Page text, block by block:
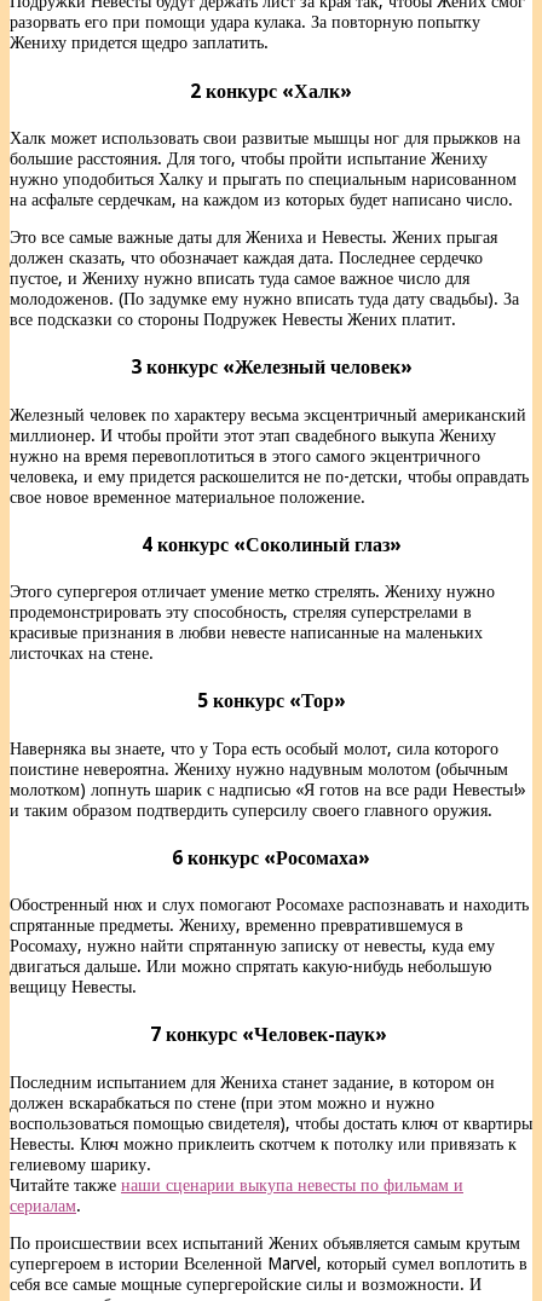
разорвать его при помощи удара кулака. За повторную попытку
Жениху придется щедро заплатить.
2 конкурс «Халк»
Халк может использовать свои развитые мышцы ног для прыжков на
большие расстояния. Для того, чтобы пройти испытание Жениху
нужно уподобиться Халку и прыгать по специальным нарисованном
на асфальте сердечкам, на каждом из которых будет написано число.
Это все самые важные даты для Жениха и Невесты. Жених прыгая
должен сказать, что обозначает каждая дата. Последнее сердечко
пустое, и Жениху нужно вписать туда самое важное число для
молодоженов. (По задумке ему нужно вписать туда дату свадьбы). За
все подсказки со стороны Подружек Невесты Жених платит.
3 конкурс «Железный человек»
Железный человек по характеру весьма эксцентричный американский
миллионер. И чтобы пройти этот этап свадебного выкупа Жениху
нужно на время перевоплотиться в этого самого экцентричного
человека, и ему придется раскошелится не по-детски, чтобы оправдать
свое новое временное материальное положение.
4 конкурс «Соколиный глаз»
Этого супергероя отличает умение метко стрелять. Жениху нужно
продемонстрировать эту способность, стреляя суперстрелами в
красивые признания в любви невесте написанные на маленьких
листочках на стене.
5 конкурс «Тор»
Наверняка вы знаете, что у Тора есть особый молот, сила которого
поистине невероятна. Жениху нужно надувным молотом (обычным
молотком) лопнуть шарик с надписью «Я готов на все ради Невесты!»
и таким образом подтвердить суперсилу своего главного оружия.
6 конкурс «Росомаха»
Обостренный нюх и слух помогают Росомахе распознавать и находить
спрятанные предметы. Жениху, временно превратившемуся в
Росомаху, нужно найти спрятанную записку от невесты, куда ему
двигаться дальше. Или можно спрятать какую-нибудь небольшую
вещицу Невесты.
7 конкурс «Человек-паук»
Последним испытанием для Жениха станет задание, в котором он
должен вскарабкаться по стене (при этом можно и нужно
воспользоваться помощью свидетеля), чтобы достать ключ от квартиры
Невесты. Ключ можно приклеить скотчем к потолку или привязать к
гелиевому шарику.
Читайте также наши сценарии выкупа невесты по фильмам и
сериалам.
По происшествии всех испытаний Жених объявляется самым крутым
супергероем в истории Вселенной Marvel, который сумел воплотить в
себя все самые мощные супергеройские силы и возможности. И